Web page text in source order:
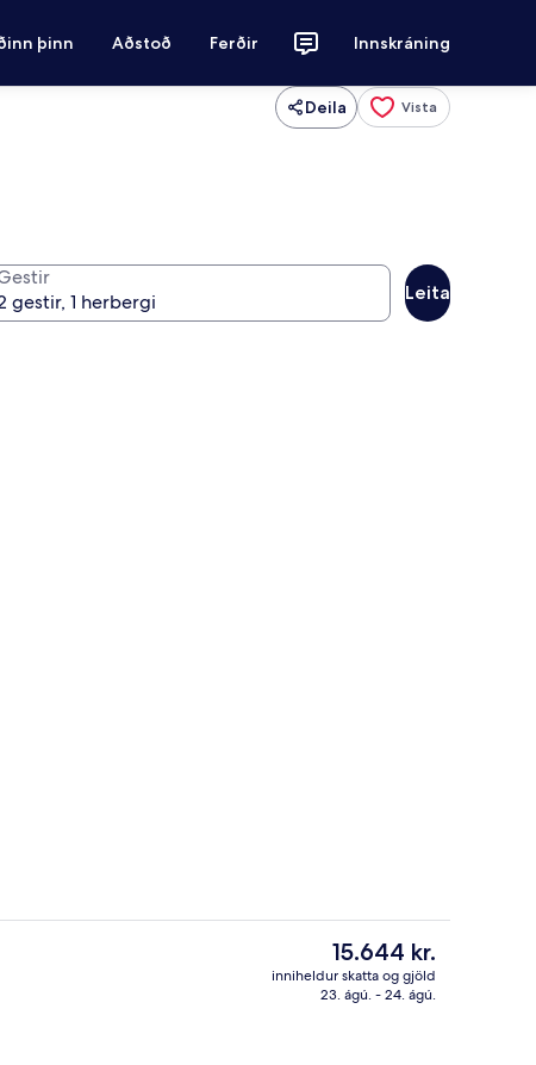
þinn Aðstoð Ferðir Innskráning
Deila Vista
Leita
Núverandi
verð
er
15.644 kr.
inniheldur skatta og gjöld
23. ágú. - 24. ágú.